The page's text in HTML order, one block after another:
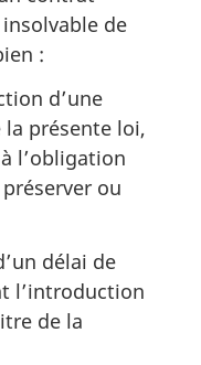
de
:
d’une
présente loi,
l’obligation
ou
délai de
l’introduction
de la